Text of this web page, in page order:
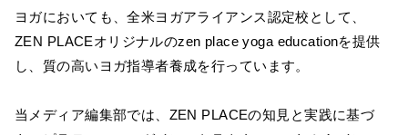
ヨガにおいても、全米ヨガアライアンス認定校として、
ZEN PLACEオリジナルのzen place yoga educationを提供
し、質の高いヨガ指導者養成を行っています。
当メディア編集部では、ZEN PLACEの知見と実践に基づ